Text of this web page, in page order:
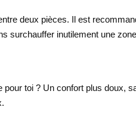
deux pièces. Il est
surchauffer inutilement une
toi ? Un confort plus doux,